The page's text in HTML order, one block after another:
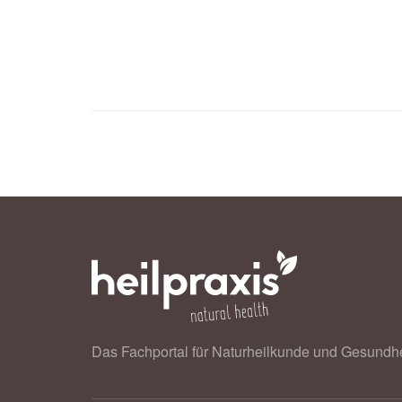
Das Fachportal für Naturheilkunde und